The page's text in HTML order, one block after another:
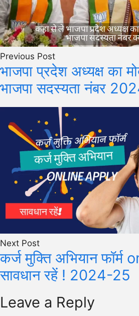
Previous Post
भाजपा प्रदेश अध्यक्ष का
भाजपा सदस्यता नंबर
Next Post
कर्ज मुक्ति अभियान फॉर्म
सावधान रहें ! 2024-25
Leave a Reply